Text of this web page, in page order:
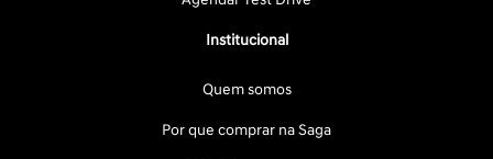
Institucional
Quem somos
Por que comprar na Saga